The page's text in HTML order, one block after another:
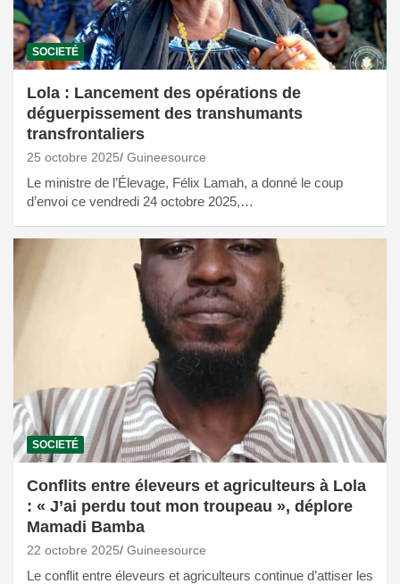
SOCIETÉ
Lola : Lancement des opérations de
déguerpissement des transhumants
transfrontaliers
25 octobre 2025 Guineesource
Le ministre de l’Élevage, Félix Lamah, a donné le coup
d’envoi ce vendredi 24 octobre 2025,…
SOCIETÉ
Conflits entre éleveurs et agriculteurs à Lola
: « J’ai perdu tout mon troupeau », déplore
Mamadi Bamba
22 octobre 2025 Guineesource
Le conflit entre éleveurs et agriculteurs continue d’attiser les